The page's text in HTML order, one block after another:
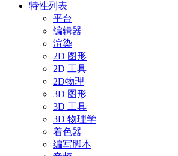
特性列表
平台
编辑器
渲染
2D 图形
2D 工具
2D物理
3D 图形
3D 工具
3D 物理学
着色器
编写脚本